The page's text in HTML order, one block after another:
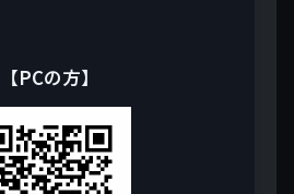
【PCの方】